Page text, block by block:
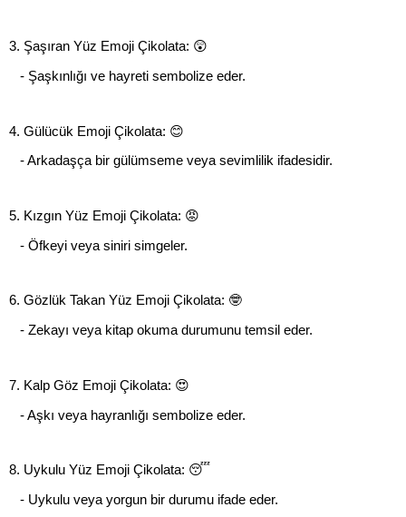
3. Şaşıran Yüz Emoji Çikolata: 😲
- Şaşkınlığı ve hayreti sembolize eder.
4. Gülücük Emoji Çikolata: 😊
- Arkadaşça bir gülümseme veya sevimlilik ifadesidir.
5. Kızgın Yüz Emoji Çikolata: 😡
- Öfkeyi veya siniri simgeler.
6. Gözlük Takan Yüz Emoji Çikolata: 🤓
- Zekayı veya kitap okuma durumunu temsil eder.
7. Kalp Göz Emoji Çikolata: 😍
- Aşkı veya hayranlığı sembolize eder.
8. Uykulu Yüz Emoji Çikolata: 😴
- Uykulu veya yorgun bir durumu ifade eder.